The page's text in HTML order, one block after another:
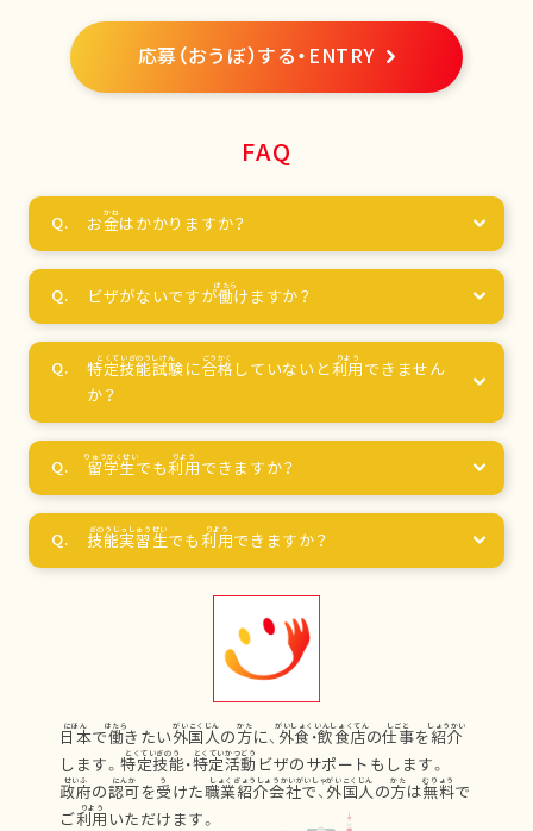
応募（おうぼ）する・ENTRY
FAQ
お金はかかりますか？
ビザがないですが働けますか？
特定技能試験に合格 していないと利用 できません
か？
留学生でも利用 できますか？
技能実習生でも利用できますか？
日本で働きたい外国人の方に、 外食 ・飲食店の仕事を紹介
します。特定技能・特定活動 ビザのサポートもします。
政府の認可を受けた職業紹介会社で、 外国人の方は無料で
ご利用 いただけます。